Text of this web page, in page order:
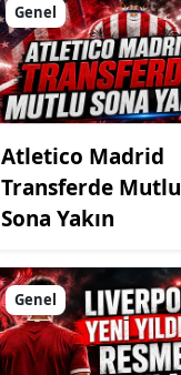
Genel
Atletico Madrid
Transferde Mutlu
Sona Yakın
Genel